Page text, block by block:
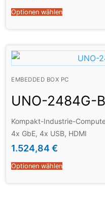
Optionen wählen
EMBEDDED BOX PC
UNO-2484G-
Kompakt-Industrie-
4x GbE, 4x USB, HDMI
1.524,84 €
Optionen wählen